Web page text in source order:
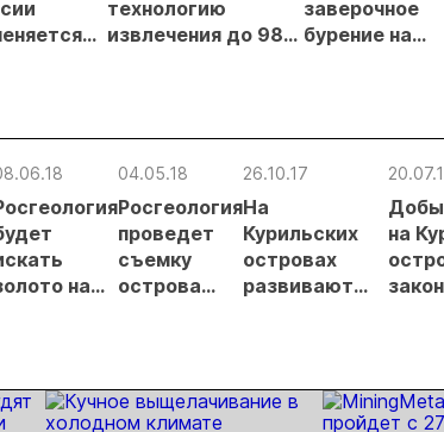
и
технологию
извлечения до 98%
заверочное
бурение на
на
04.05.18
Росгеология
проведет
съемку
острова
26.10.17
На
Курильских
островах
развивают
на